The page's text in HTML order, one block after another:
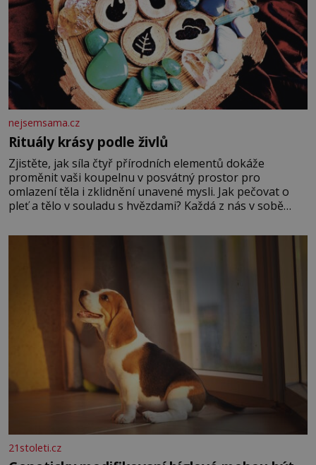
nejsemsama.cz
Rituály krásy podle živlů
Zjistěte, jak síla čtyř přírodních elementů dokáže
proměnit vaši koupelnu v posvátný prostor pro
omlazení těla i zklidnění unavené mysli. Jak pečovat o
pleť a tělo v souladu s hvězdami? Každá z nás v sobě
povaze, ale i v potřebách naší pokožky. Ohnivá znamení
Ženy narozené ve znamení Berana, Lva a Střelce v sobě
nesou žár, odvahu a neutuchající elán. Vaše
21stoleti.cz